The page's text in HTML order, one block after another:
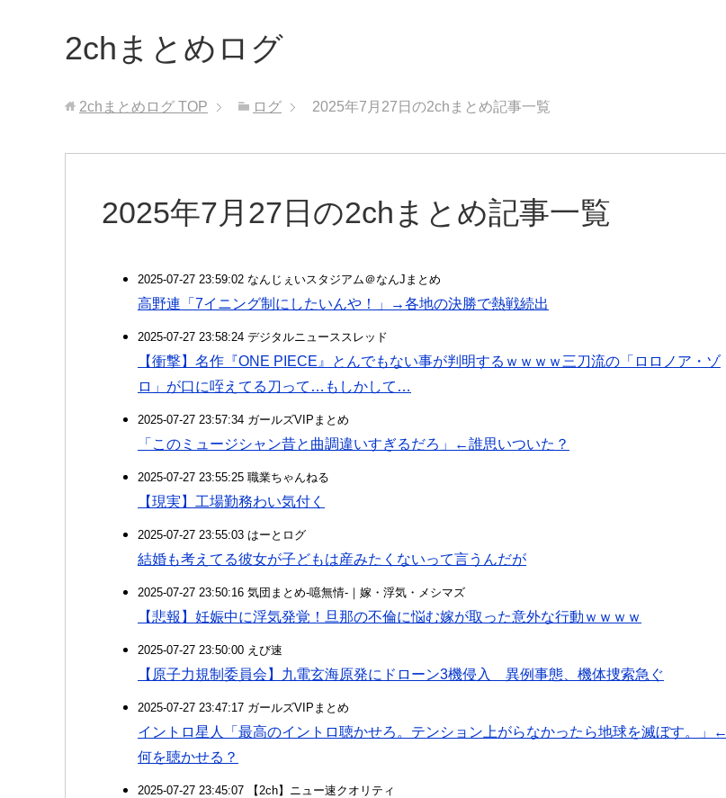
2chまとめログ
2chまとめログ TOP ログ 2025年7月27日の2chまとめ記事一覧
2025年7月27日の2chまとめ記事一覧
2025-07-27 23:59:02 なんじぇいスタジアム＠なんJまとめ
高野連「7イニング制にしたいんや！」→各地の決勝で熱戦続出
2025-07-27 23:58:24 デジタルニューススレッド
【衝撃】名作『ONE PIECE』とんでもない事が判明するｗｗｗｗ三刀流の「ロロノア・ゾ
ロ」が口に咥えてる刀って…もしかして…
2025-07-27 23:57:34 ガールズVIPまとめ
「このミュージシャン昔と曲調違いすぎるだろ」←誰思いついた？
2025-07-27 23:55:25 職業ちゃんねる
【現実】工場勤務わい気付く
2025-07-27 23:55:03 はーとログ
結婚も考えてる彼女が子どもは産みたくないって言うんだが
2025-07-27 23:50:16 気団まとめ-噫無情-｜嫁・浮気・メシマズ
【悲報】妊娠中に浮気発覚！旦那の不倫に悩む嫁が取った意外な行動ｗｗｗｗ
2025-07-27 23:50:00 えび速
【原子力規制委員会】九電玄海原発にドローン3機侵入 異例事態、機体捜索急ぐ
2025-07-27 23:47:17 ガールズVIPまとめ
イントロ星人「最高のイントロ聴かせろ。テンション上がらなかったら地球を滅ぼす。」←
何を聴かせる？
2025-07-27 23:45:07 【2ch】ニュー速クオリティ